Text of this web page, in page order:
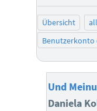
Übersicht
Benutzerkonto
Und
Daniela